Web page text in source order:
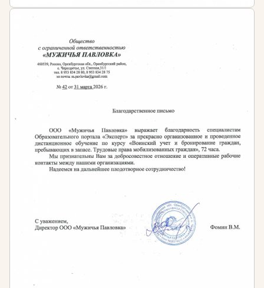
рублей
Федеральный закон «О кадастровой
деятельности» от 24.07.2007 N 221-ФЗ
(последняя редакция)
Профессиональный стандарт «Специалист в
Министерства труда России от 29 сентября 2015
года №666н «Об утверждении
профессионального стандарта «Специалист в
сфере кадастрового учета» (Зарегистрировано в
Минюсте России 19.11.2015 № 39777)
Федеральный закон «О внесении изменений в
кадастре недвижимости» и статью 76
Федерального закона «Об образовании в
Российской Федерации» в части
совершенствования деятельности кадастровых
инженеров» от 30.12.2015 N 452-ФЗ (последняя